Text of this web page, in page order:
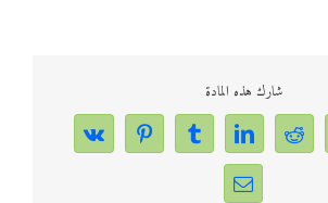
شارك هذه المادة
Reddit
LinkedIn
Tumblr
Pinterest
Vk
Email